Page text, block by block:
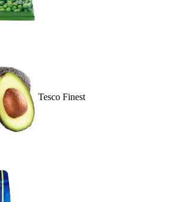
Tesco Finest